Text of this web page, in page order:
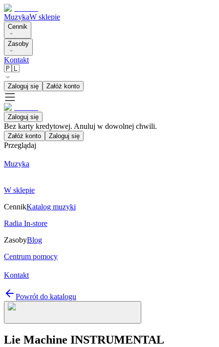
MuzykaW sklepie
Cennik
Zasoby
Kontakt
🇵🇱
Zaloguj się Załóż konto
Zaloguj się
Bez karty kredytowej. Anuluj w dowolnej chwili.
Załóż konto Zaloguj się
Przeglądaj
Muzyka
W sklepie
CennikKatalog muzyki
Radia In-store
ZasobyBlog
Centrum pomocy
Kontakt
Powrót do katalogu
Lie Machine INSTRUMENTAL